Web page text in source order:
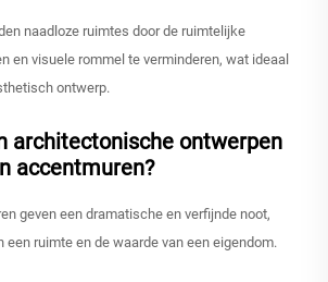
naadloze ruimtes door de ruimtelijke
en visuele rommel te verminderen, wat ideaal
ontwerp.
architectonische ontwerpen
accentmuren?
geven een dramatische en verfijnde noot,
een ruimte en de waarde van een eigendom.